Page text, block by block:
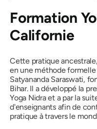
Formation
Californie
Cette pratique
en une méthode formelle
Satyananda Saraswati,
Bihar. Il a développé la
Yoga Nidra et a par la
d'enseignants afin de
pratique à travers le